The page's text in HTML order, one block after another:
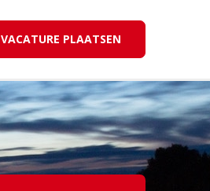
VACATURE PLAATSEN